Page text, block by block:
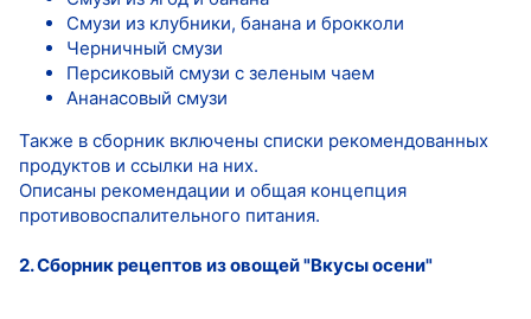
Смузи из клубники, банана и брокколи
Черничный смузи
Персиковый смузи с зеленым чаем
Ананасовый смузи
Также в сборник включены списки рекомендованных
продуктов и ссылки на них.
Описаны рекомендации и общая концепция
противовоспалительного питания.
2. Сборник рецептов из овощей "Вкусы осени"